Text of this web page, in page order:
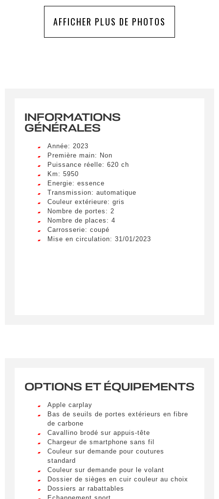
Remplissez le formulaire ci-dessous pour recevoir
une notification par e-mail dès qu’un véhicule
correspondant à vos critères sera disponible.
Civilité *
M.
LIVRAISON PARTOUT EN
FRANCE
AFFICHER PLUS DE PHOTOS
INFORMATIONS
GÉNÉRALES
Année: 2023
Première main: Non
Puissance réelle: 620 ch
Km: 5950
Energie: essence
Transmission: automatique
Couleur extérieure: gris
Nombre de portes: 2
Nombre de places: 4
Carrosserie: coupé
Mise en circulation: 31/01/2023
OPTIONS ET ÉQUIPEMENTS
Apple carplay
Bas de seuils de portes extérieurs en fibre
de carbone
Cavallino brodé sur appuis-tête
Chargeur de smartphone sans fil
Couleur sur demande pour coutures
standard
Couleur sur demande pour le volant
Dossier de sièges en cuir couleur au choix
Dossiers ar rabattables